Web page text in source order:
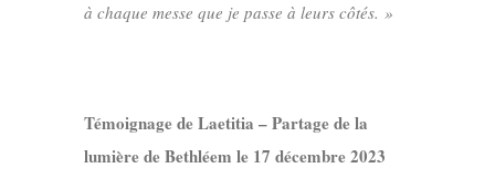
à chaque messe que je passe à leurs côtés. »
Témoignage de Laetitia – Partage de la
lumière de Bethléem le 17 décembre 2023